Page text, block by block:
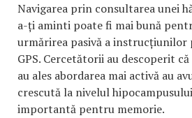
Navigarea prin consultarea unei
a-ți aminti poate fi mai bună
urmărirea pasivă a instrucțiunilor
GPS. Cercetătorii au descoperit
au ales abordarea mai activă au
crescută la nivelul
importantă pentru memorie.